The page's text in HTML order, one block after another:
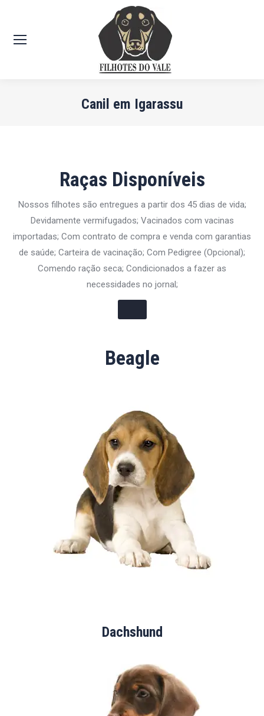
Canil em Igarassu
Raças Disponíveis
Nossos filhotes são entregues a partir dos 45 dias de vida;
Devidamente vermifugados; Vacinados com vacinas
importadas; Com contrato de compra e venda com garantias
de saúde; Carteira de vacinação; Com Pedigree (Opcional);
Comendo ração seca; Condicionados a fazer as
necessidades no jornal;
Beagle
Dachshund